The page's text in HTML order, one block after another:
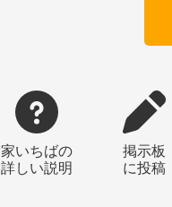
家いちばの
詳しい説明
掲示板
に投稿